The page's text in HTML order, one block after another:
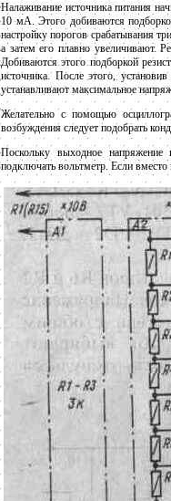
Налаживание источника питания
10 мА. Этого добиваются
настройку порогов срабатывания
а затем его плавно увеличивают.
Добиваются этого подборкой
источника. После этого,
устанавливают максимальное
Желательно с помощью
возбуждения следует подобрать
Поскольку выходное
подключать вольтметр. Если